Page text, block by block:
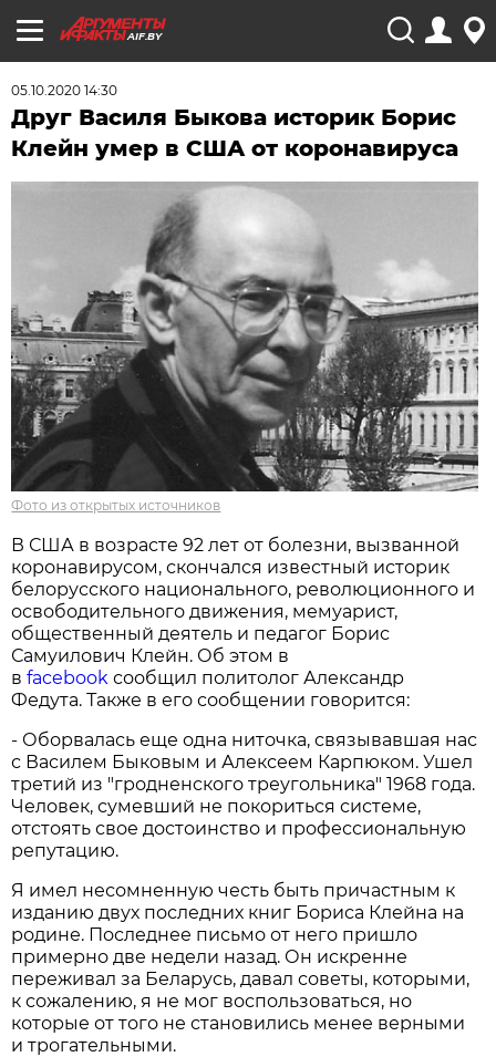
AIF.BY
05.10.2020 14:30
Друг Василя Быкова историк Борис
Клейн умер в США от коронавируса
Фото из открытых источников
В США в возрасте 92 лет от болезни, вызванной
коронавирусом, скончался известный историк
белорусского национального, революционного и
освободительного движения, мемуарист,
общественный деятель и педагог Борис
Самуилович Клейн. Об этом в
вfacebook сообщил политолог Александр
Федута. Также в его сообщении говорится:
- Оборвалась еще одна ниточка, связывавшая нас
с Василем Быковым и Алексеем Карпюком. Ушел
третий из "гродненского треугольника" 1968 года.
Человек, сумевший не покориться системе,
отстоять свое достоинство и профессиональную
репутацию.
Я имел несомненную честь быть причастным к
изданию двух последних книг Бориса Клейна на
родине. Последнее письмо от него пришло
примерно две недели назад. Он искренне
переживал за Беларусь, давал советы, которыми,
к сожалению, я не мог воспользоваться, но
которые от того не становились менее верными
и трогательными.